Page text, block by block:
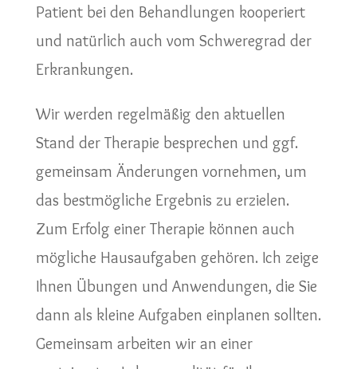
Patient bei den Behandlungen kooperiert
und natürlich auch vom Schweregrad der
Erkrankungen.
Wir werden regelmäßig den aktuellen
Stand der Therapie besprechen und ggf.
gemeinsam Änderungen vornehmen, um
das bestmögliche Ergebnis zu erzielen.
Zum Erfolg einer Therapie können auch
mögliche Hausaufgaben gehören. Ich zeige
Ihnen Übungen und Anwendungen, die Sie
dann als kleine Aufgaben einplanen sollten.
Gemeinsam arbeiten wir an einer